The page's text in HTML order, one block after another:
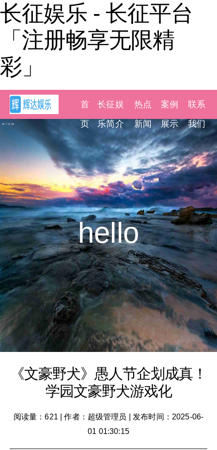
长征娱乐 - 长征平台
「注册畅享无限精
彩」
首
页
长征娱
乐简介
热点
新闻
案例
展示
联系
我们
hello
《文豪野犬》愚人节企划成真！
学园文豪野犬游戏化
阅读量：621 |作者：超级管理员
发布时间：2025-06-
01 01:30:15